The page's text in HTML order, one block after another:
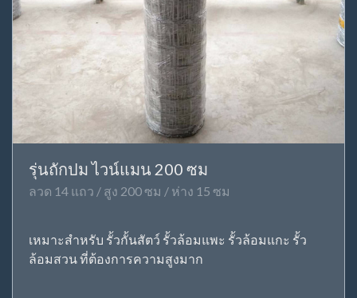
รุ่นถักปม ไวน์แมน 200 ซม
ลวด 14 แถว / สูง 200 ซม / ห่าง 15 ซม
เหมาะสำหรับ รั้วกั้นสัตว์ รั้วล้อมแพะ รั้วล้อมแกะ รั้ว
ล้อมสวน ที่ต้องการความสูงมาก